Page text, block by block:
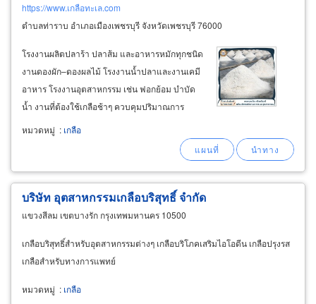
https://www.เกลือทะเล.com
ตำบลท่าราบ อำเภอเมืองเพชรบุรี จังหวัดเพชรบุรี 76000
โรงงานผลิตปลาร้า ปลาส้ม และอาหารหมักทุกชนิด
งานดองผัก–ดองผลไม้ โรงงานน้ำปลาและงานเคมี
อาหาร โรงงานอุตสาหกรรม เช่น ฟอกย้อม บำบัด
น้ำ งานที่ต้องใช้เกลือช้าๆ ควบคุมปริมาณการ
ละลาย ขายส่งเกลือป่น (fine
เกลือที่บดละเอียด เม็ดเล็ก ละลายง่าย เหมาะกับ
หมวดหมู่ : เกลือ
บริษัท อุตสาหกรรมเกลือบริสุทธิ์ จำกัด
แขวงสีลม เขตบางรัก กรุงเทพมหานคร 10500
เกลือบริสุทธิ์สำหรับอุตสาหกรรมต่างๆ เกลือบริโภคเสริมไอโอดีน เกลือปรุงรส
เกลือสำหรับทางการแพทย์
หมวดหมู่ : เกลือ